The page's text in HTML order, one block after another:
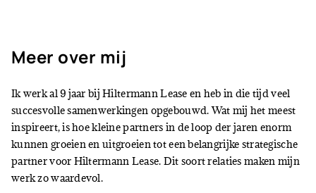
Meer over mij
Ik werk al 9 jaar bij Hiltermann Lease en heb in die tijd veel
succesvolle samenwerkingen opgebouwd. Wat mij het meest
inspireert, is hoe kleine partners in de loop der jaren enorm
kunnen groeien en uitgroeien tot een belangrijke strategische
partner voor Hiltermann Lease. Dit soort relaties maken mijn
werk zo waardevol.